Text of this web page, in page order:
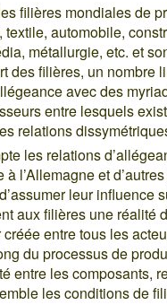
filières mondiales de
automobile,
métallurgie, etc. et
des filières, un nombre
avec des
entre lesquels
relations
les relations
l’Allemagne et
leur influence
aux filières une réalité
entre tous les
du processus de
entre les composants,
les conditions de